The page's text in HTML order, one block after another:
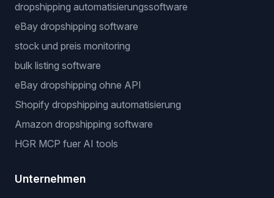
dropshipping automatisierungssoftware
eBay dropshipping software
stock und preis monitoring
bulk listing software
eBay dropshipping ohne API
Shopify dropshipping automatisierung
Amazon dropshipping software
HGR MCP fuer AI tools
Unternehmen